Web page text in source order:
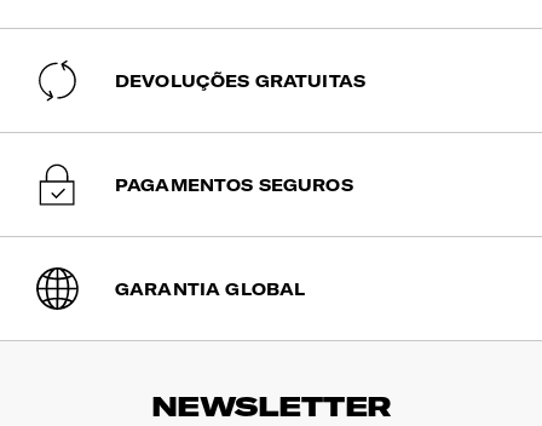
Encomendas pagas até às 15h têm previsão
hora, serão expedidas no dia útil seguinte.
DEVOLUÇÕES GRATUITAS
PAGAMENTOS SEGUROS
GARANTIA GLOBAL
NEWSLETTER